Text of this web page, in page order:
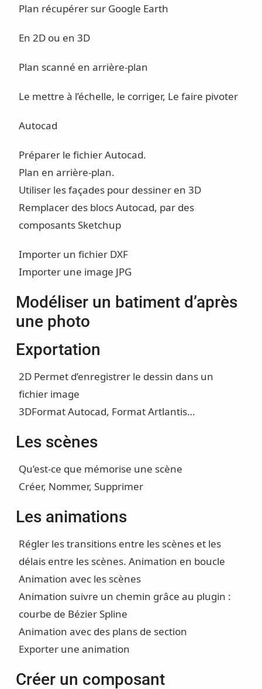
Plan récupérer sur Google Earth
En 2D ou en 3D
Plan scanné en arrière-plan
Le mettre à l’échelle, le corriger, Le faire pivoter
Autocad
Préparer le fichier Autocad.
Plan en arrière-plan.
Utiliser les façades pour dessiner en 3D
Remplacer des blocs Autocad, par des
composants Sketchup
Importer un fichier DXF
Importer une image JPG
Modéliser un batiment d’après
une photo
Exportation
2D Permet d’enregistrer le dessin dans un
fichier image
3DFormat Autocad, Format Artlantis…
Les scènes
Qu’est-ce que mémorise une scène
Créer, Nommer, Supprimer
Les animations
Régler les transitions entre les scènes et les
délais entre les scènes. Animation en boucle
Animation avec les scènes
Animation suivre un chemin grâce au plugin :
courbe de Bézier Spline
Animation avec des plans de section
Exporter une animation
Créer un composant